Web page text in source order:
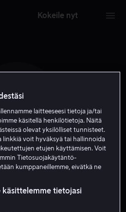
Kokeile nyt
V E
Eide
laitteeseesi tietoja ja/tai
käsitellä henkilötietoja. Näitä
olevat yksilölliset tunnisteet.
linkkiä voit hyväksyä tai hallinnoida
etujen käyttämisen. Voit
Tietosuojakäytäntö-
kumppaneillemme, eivätkä ne
käsittelemme tietojasi